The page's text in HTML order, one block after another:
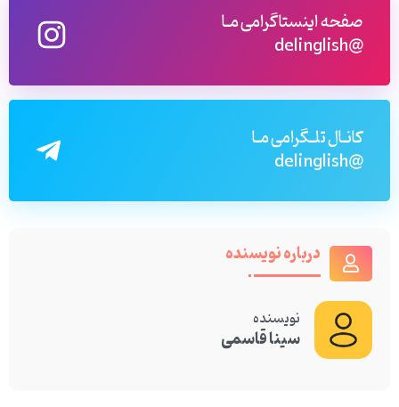
صفحه اینستاگرامی مـا
@delinglish
کانـال تلـگرامی مـا
@delinglish
درباره نویسنده
نویسنده
سینا قاسمی